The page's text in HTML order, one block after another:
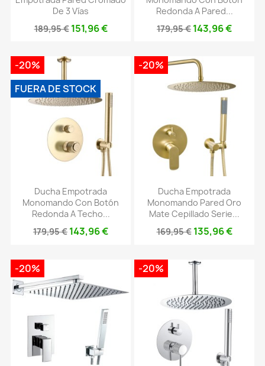
De 3 Vías
189,95 € 151,96 €
Redonda A Pared...
179,95 € 143,96 €
Ducha Empotrada
Monomando Con Botón
Redonda A Techo...
179,95 € 143,96 €
-20%
FUERA DE STOCK
Ducha Empotrada
Monomando Pared Oro
Mate Cepillado Serie...
169,95 € 135,96 €
-20%
-20% -20%